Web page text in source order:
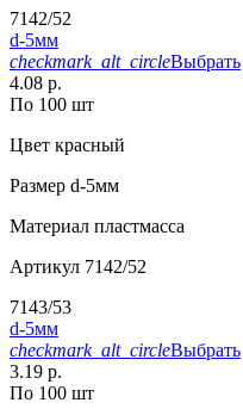
7142/52
d-5мм
checkmark_alt_circleВыбрать
4.08 р.
По 100 шт
Цвет красный
Размер d-5мм
Материал пластмасса
Артикул 7142/52
7143/53
d-5мм
checkmark_alt_circleВыбрать
3.19 р.
По 100 шт